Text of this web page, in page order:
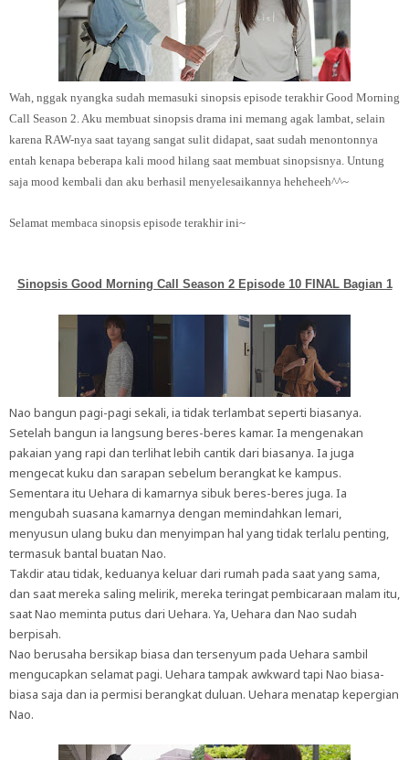
Wah, nggak nyangka sudah memasuki sinopsis episode terakhir Good Morning
Call Season 2. Aku membuat sinopsis drama ini memang agak lambat, selain
karena RAW-nya saat tayang sangat sulit didapat, saat sudah menontonnya
entah kenapa beberapa kali mood hilang saat membuat sinopsisnya. Untung
saja mood kembali dan aku berhasil menyelesaikannya heheheeh^^~
Selamat membaca sinopsis episode terakhir ini~
Sinopsis Good Morning Call Season 2 Episode 10 FINAL Bagian 1
Nao bangun pagi-pagi sekali, ia tidak terlambat seperti biasanya.
Setelah bangun ia langsung beres-beres kamar. Ia mengenakan
pakaian yang rapi dan terlihat lebih cantik dari biasanya. Ia juga
mengecat kuku dan sarapan sebelum berangkat ke kampus.
Sementara itu Uehara di kamarnya sibuk beres-beres juga. Ia
mengubah suasana kamarnya dengan memindahkan lemari,
menyusun ulang buku dan menyimpan hal yang tidak terlalu penting,
termasuk bantal buatan Nao.
Takdir atau tidak, keduanya keluar dari rumah pada saat yang sama,
dan saat mereka saling melirik, mereka teringat pembicaraan malam itu,
saat Nao meminta putus dari Uehara. Ya, Uehara dan Nao sudah
berpisah.
Nao berusaha bersikap biasa dan tersenyum pada Uehara sambil
mengucapkan selamat pagi. Uehara tampak awkward tapi Nao biasa-
biasa saja dan ia permisi berangkat duluan. Uehara menatap kepergian
Nao.